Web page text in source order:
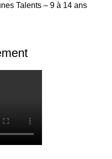
Talents – 9 à 14 ans